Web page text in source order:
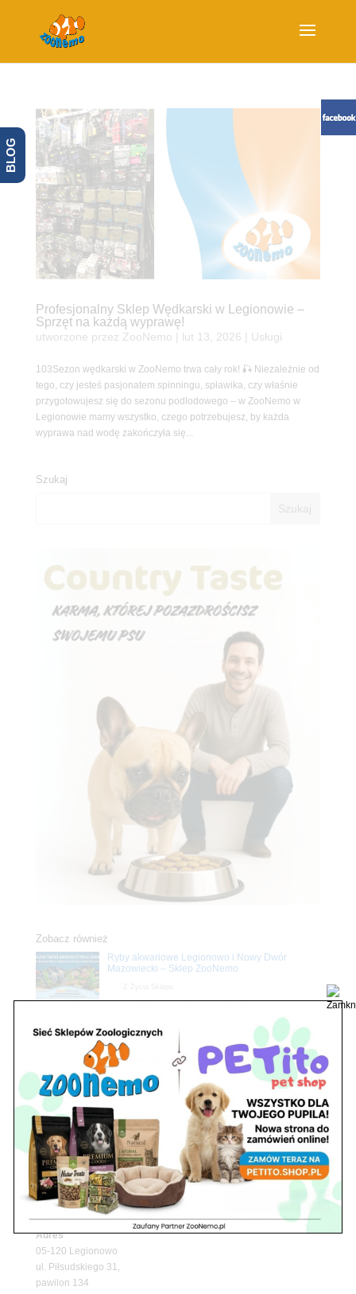
Profesjonalny Sklep Wędkarski w Legionowie –
Sprzęt na każdą wyprawę!
utworzone przez ZooNemo lut 13, 2026 Usługi
103Sezon wędkarski w ZooNemo trwa cały rok! 🎣 Niezależnie od
tego, czy jesteś pasjonatem spinningu, spławika, czy właśnie
przygotowujesz się do sezonu podlodowego – w ZooNemo w
Legionowie mamy wszystko, czego potrzebujesz, by każda
wyprawa nad wodę zakończyła się...
Szukaj
Zobacz również
Ryby akwariowe Legionowo i Nowy Dwór
Mazowiecki – Sklep ZooNemo
Z Życia Sklepu
rośliny akwariowe w ZooNemo – Legionowo i
Nowy Dwór Mazowiecki
Upały wracają! Zadbaj o komfort swojego pupila
z matami chłodzącymi ZooNemo
Z Życia Sklepu
Petito Pet Shop – Internetowy Sklep Zoologiczny
Online! Wszystko Dla Twojego Pupila | ZooNemo
Adres
05-120 Legionowo
ul. Piłsudskiego 31,
pawilon 134
BLOG